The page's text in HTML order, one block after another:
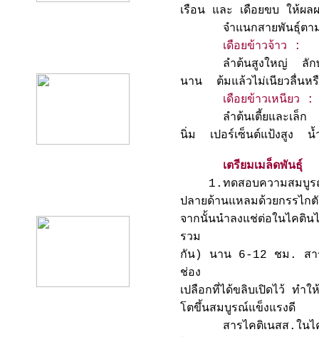
เรือน และ เดือยขบ ให้ผล
จำแนกสายพันธุ์ตาม
เดือยข้าวจ้าว :
ลำต้นสูงใหญ่ ลักษณะ
นาน ต้มแล้วไม่เนียวลื่นห
เดือยข้าวเหนียว :
ลำต้นเตี้ยและเล็ก ลัก
นิ่ม เปอร์เซ็นต์แป้งสูง น้
เตรียมเมล็ดพันธุ์
1.ทดสอบความสมบูรณ์
ปลายด้านแหลมด้วยกรรไก
จากนั้นนำลงแช่ต่อในไคติน
รวม
กัน) นาน 6-12 ชม. สารไ
ช่อง
เปลือกที่ได้ขลิบเปิดไว้ ทำใ
โตขึ้นสมบูรณ์แข็งแรงดี
สารไคติเนสส.ในไคติ